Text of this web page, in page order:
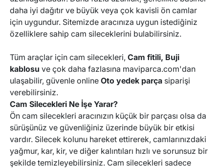
ASTON MARTIN JEEP
SMART ZAZ
LINCOLN
ARO LDV
AIXAM CARBODIES
daha iyi dağıtır ve büyük veya çok kavisli ön camlar
için uygundur. Sitemizde aracınıza uygun istediğiniz
özelliklere sahip cam sileceklerini bulabilirsiniz.
Tüm araçlar için cam silecekleri, Cam fitili, Buji
kablosu ve çok daha fazlasına maviparca.com'dan
ulaşabilir, güvenle online Oto yedek parça siparişi
verebilirsiniz.
Cam Silecekleri Ne İşe Yarar?
Ön cam silecekleri aracınızın küçük bir parçası olsa da
sürüşünüz ve güvenliğiniz üzerinde büyük bir etkisi
vardır. Silecek kolunu hareket ettirerek, camlarınızdaki
yağmur, kar, kir, ve diğer kalıntıları hızlı ve sorunsuz bir
şekilde temizleyebilirsiniz. Cam silecekleri sadece